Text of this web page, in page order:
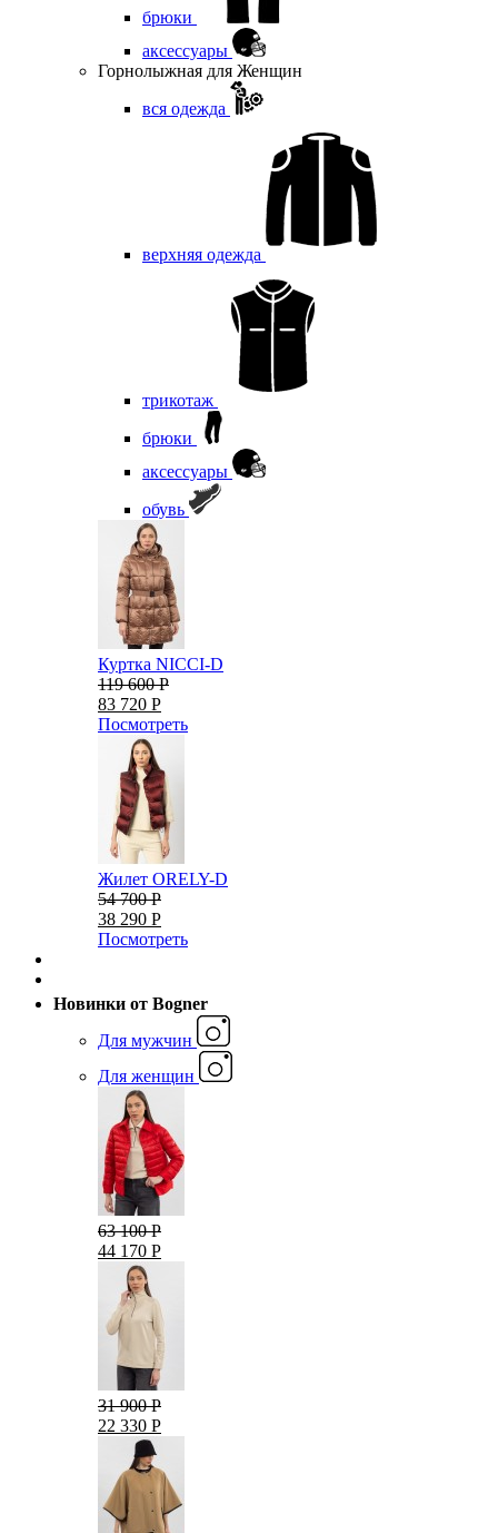
брюки
аксессуары
Горнолыжная для Женщин
вся одежда
верхняя одежда
трикотаж
брюки
аксессуары
обувь
Куртка NICCI-D
119 600 Р
83 720 Р
Посмотреть
Жилет ORELY-D
54 700 Р
38 290 Р
Посмотреть
Новинки от Bogner
Для мужчин
Для женщин
63 100 Р
44 170 Р
31 900 Р
22 330 Р